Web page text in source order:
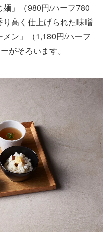
」（980円/ハーフ780
高く仕上げられた味噌
ン」（1,180円/ハーフ
がそろいます。